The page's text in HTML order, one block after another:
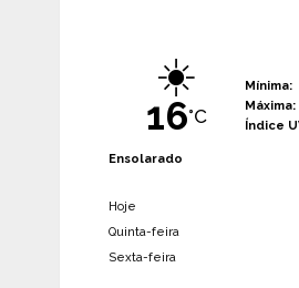
☀️
16°C
Mínima:
Máxima:
Índice
Ensolarado
Hoje
Quinta-feira
Sexta-feira